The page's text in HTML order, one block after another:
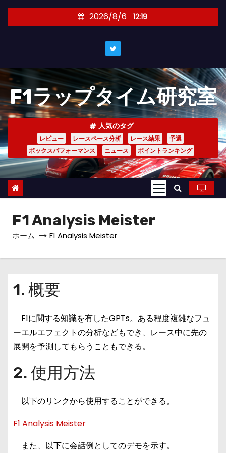
キ
ッ
プ
2026/8/6 12:19
F1ラップタイム研究室
人気のタグ
レビュー レースペース分析 レース結果
予選
ボックスパフォーマンス
ニュース ポイントランキング
F1 Analysis Meister
ホーム F1 Analysis Meister
1. 概要
F1に関する知識を有したGPTs。ある程度複雑なフュ
ーエルエフェクトの分析などもでき、レース中に先の
展開を予測してもらうこともできる。
2. 使用方法
以下のリンクから使用することができる。
F1 Analysis Meister
また、以下に会話例としてのデモを示す。